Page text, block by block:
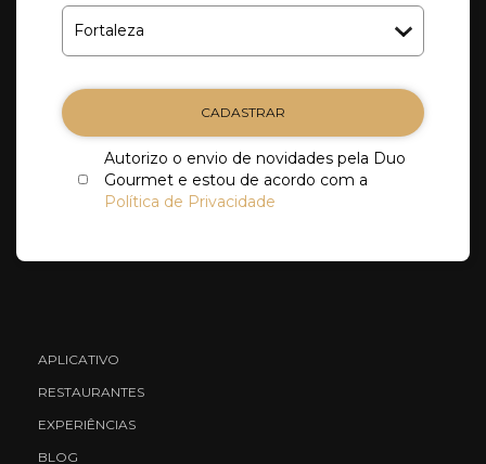
CADASTRAR
Autorizo o envio de novidades pela Duo
Gourmet e estou de acordo com a
Política de Privacidade
APLICATIVO
RESTAURANTES
EXPERIÊNCIAS
BLOG